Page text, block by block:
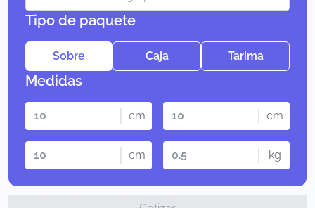
Tipo de paquete
Sobre Caja Tarima
Medidas
cm cm
cm kg